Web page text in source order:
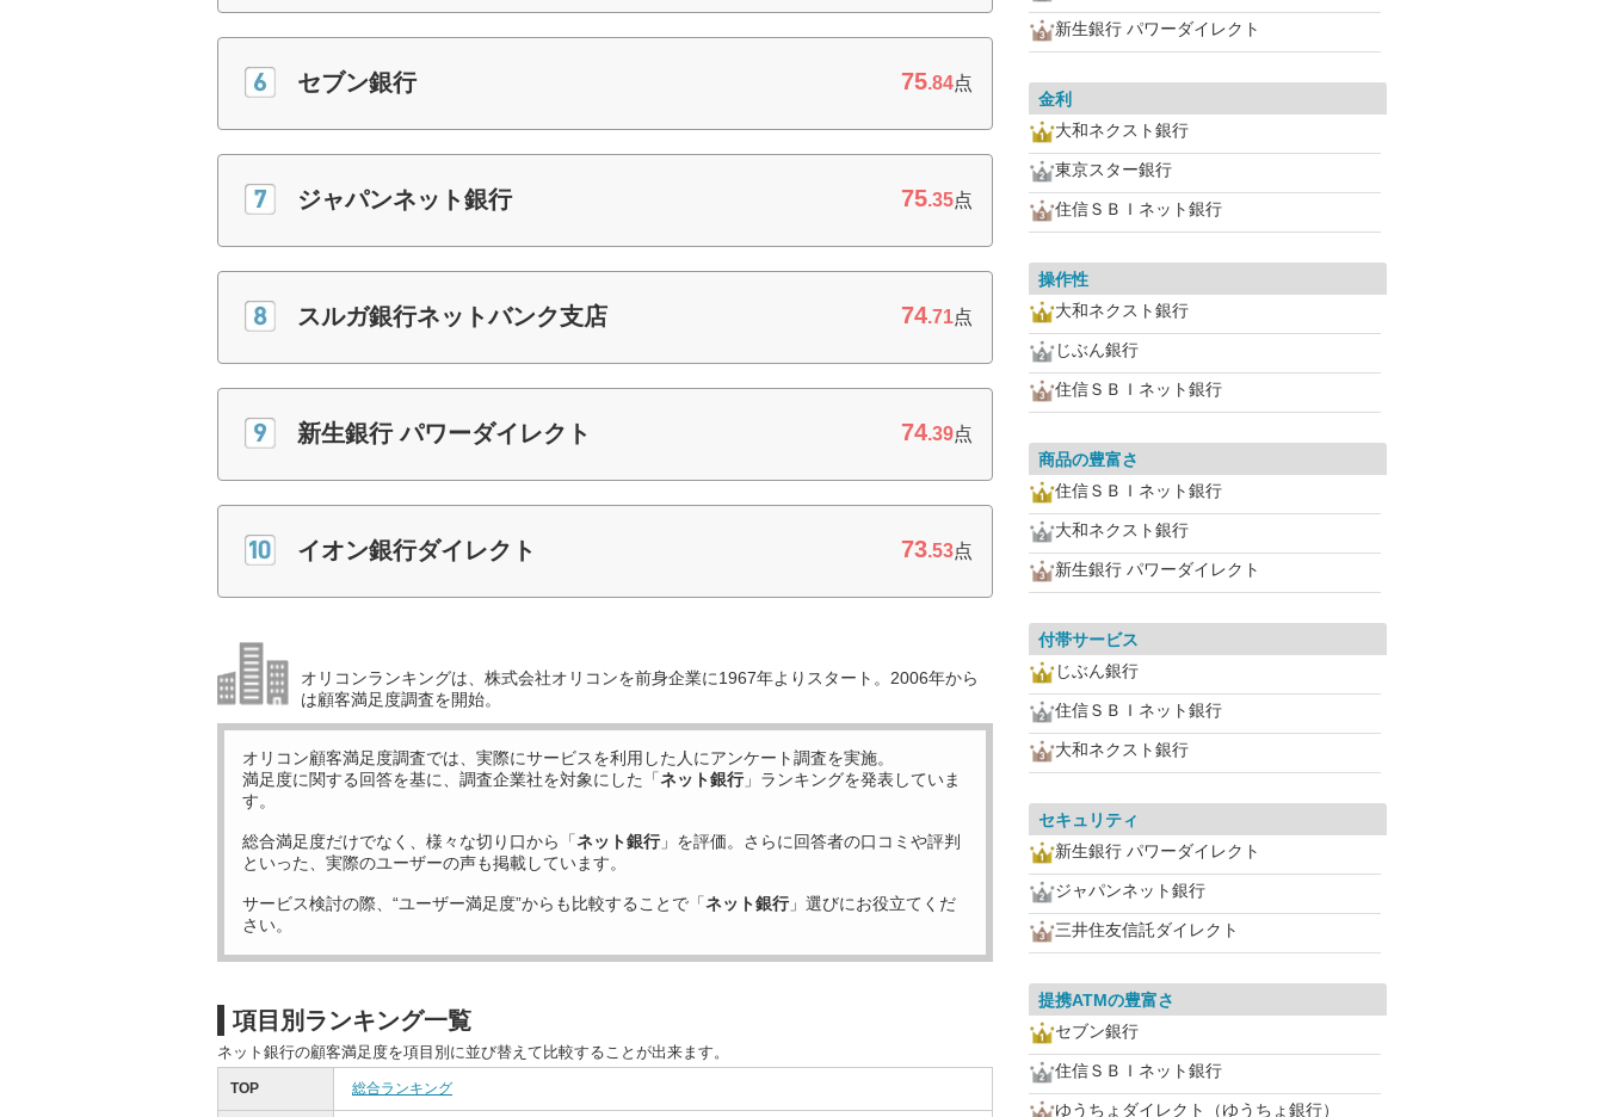
セブン銀行 75.84点
ジャパンネット銀行 75.35点
スルガ銀行ネットバンク支店 74.71点
新生銀行 パワーダイレクト 74.39点
イオン銀行ダイレクト 73.53点
オリコンランキングは、株式会社オリコンを前身企業に1967年よりスタート。2006年から
は顧客満足度調査を開始。
オリコン顧客満足度調査では、実際にサービスを利用した 人にアンケート調査を実施。
満足度に関する回答を基に、調査企業社を対象にした「ネット銀行」ランキングを発表していま
す。
総合満足度だけでなく、様々な切り口から「ネット銀行」を評価。さらに回答者の口コミや評判
といった、実際のユーザーの声も掲載しています。
サービス検討の際、“ユーザー満足度”からも比較することで「ネット銀行」選びにお役立てくだ
さい。
項目別ランキング一覧
ネット銀行の顧客満足度を項目別に並び替えて比較することが出来ます。
TOP 総合ランキング
新生銀行 パワーダイレクト
金利
大和ネクスト銀行
東京スター銀行
住信ＳＢＩネット銀行
操作性
大和ネクスト銀行
じぶん銀行
住信ＳＢＩネット銀行
商品の豊富さ
住信ＳＢＩネット銀行
大和ネクスト銀行
新生銀行 パワーダイレクト
付帯サービス
じぶん銀行
住信ＳＢＩネット銀行
大和ネクスト銀行
セキュリティ
新生銀行 パワーダイレクト
ジャパンネット銀行
三井住友信託ダイレクト
提携ATMの豊富さ
セブン銀行
住信ＳＢＩネット銀行
ゆうちょダイレクト（ゆうちょ銀行）